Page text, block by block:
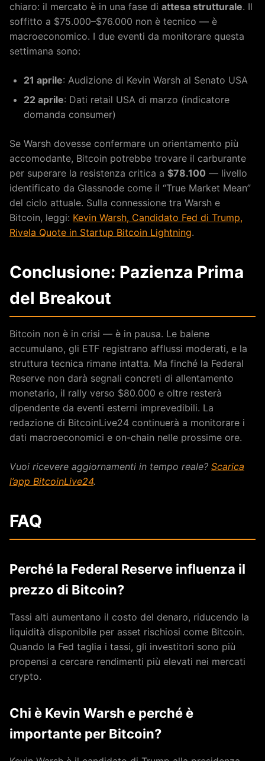
chiaro: il mercato è in una fase di attesa strutturale. Il
soffitto a $75.000–$76.000 non è tecnico — è
macroeconomico. I due eventi da monitorare questa
settimana sono:
21 aprile: Audizione di Kevin Warsh al Senato USA
22 aprile: Dati retail USA di marzo (indicatore
domanda consumer)
Se Warsh dovesse confermare un orientamento più
accomodante, Bitcoin potrebbe trovare il carburante
per superare la resistenza critica a $78.100 — livello
identificato da Glassnode come il “True Market Mean”
del ciclo attuale. Sulla connessione tra Warsh e
Bitcoin, leggi: Kevin Warsh, Candidato Fed di Trump,
Rivela Quote in Startup Bitcoin Lightning.
Conclusione: Pazienza Prima
del Breakout
Bitcoin non è in crisi — è in pausa. Le balene
accumulano, gli ETF registrano afflussi moderati, e la
struttura tecnica rimane intatta. Ma finché la Federal
Reserve non darà segnali concreti di allentamento
monetario, il rally verso $80.000 e oltre resterà
dipendente da eventi esterni imprevedibili. La
redazione di BitcoinLive24 continuerà a monitorare i
dati macroeconomici e on-chain nelle prossime ore.
Vuoi ricevere aggiornamenti in tempo reale? Scarica
l’app BitcoinLive24.
FAQ
Perché la Federal Reserve influenza il
prezzo di Bitcoin?
Tassi alti aumentano il costo del denaro, riducendo la
liquidità disponibile per asset rischiosi come Bitcoin.
Quando la Fed taglia i tassi, gli investitori sono più
propensi a cercare rendimenti più elevati nei mercati
crypto.
Chi è Kevin Warsh e perché è
importante per Bitcoin?